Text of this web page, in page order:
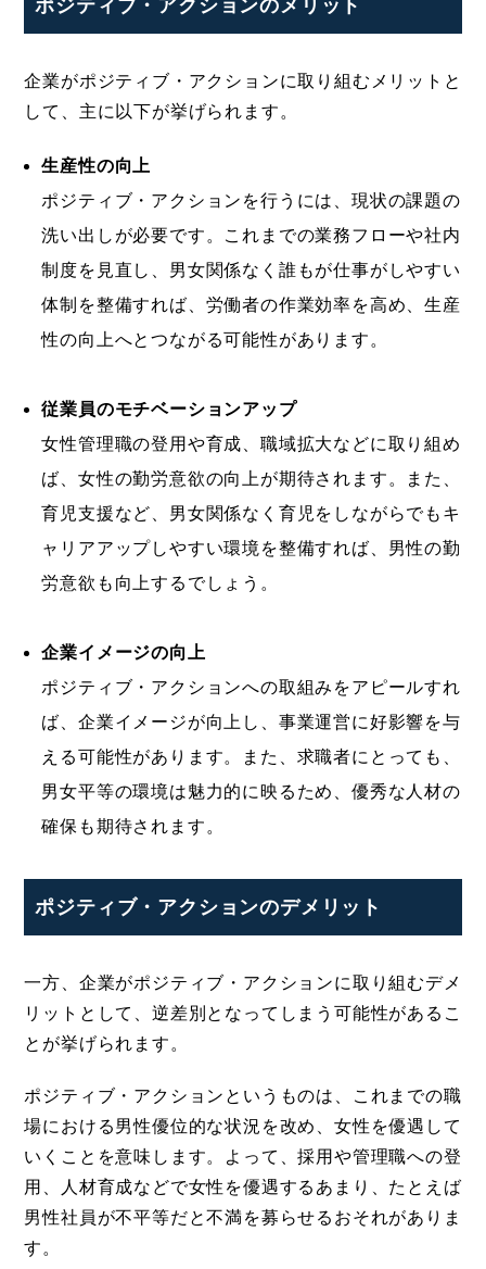
ポジティブ・アクションのメリット
企業がポジティブ・アクションに取り組むメリットと
して、主に以下が挙げられます。
生産性の向上
ポジティブ・アクションを行うには、現状の課題の
洗い出しが必要です。これまでの業務フローや社内
制度を見直し、男女関係なく誰もが仕事がしやすい
体制を整備すれば、労働者の作業効率を高め、生産
性の向上へとつながる可能性があります。
従業員のモチベーションアップ
女性管理職の登用や育成、職域拡大などに取り組め
ば、女性の勤労意欲の向上が期待されます。また、
育児支援など、男女関係なく育児をしながらでもキ
ャリアアップしやすい環境を整備すれば、男性の勤
労意欲も向上するでしょう。
企業イメージの向上
ポジティブ・アクションへの取組みをアピールすれ
ば、企業イメージが向上し、事業運営に好影響を与
える可能性があります。また、求職者にとっても、
男女平等の環境は魅力的に映るため、優秀な人材の
確保も期待されます。
ポジティブ・アクションのデメリット
一方、企業がポジティブ・アクションに取り組むデメ
リットとして、逆差別となってしまう可能性があるこ
とが挙げられます。
ポジティブ・アクションというものは、これまでの職
場における男性優位的な状況を改め、女性を優遇して
いくことを意味します。よって、採用や管理職への登
用、人材育成などで女性を優遇するあまり、たとえば
男性社員が不平等だと不満を募らせるおそれがありま
す。